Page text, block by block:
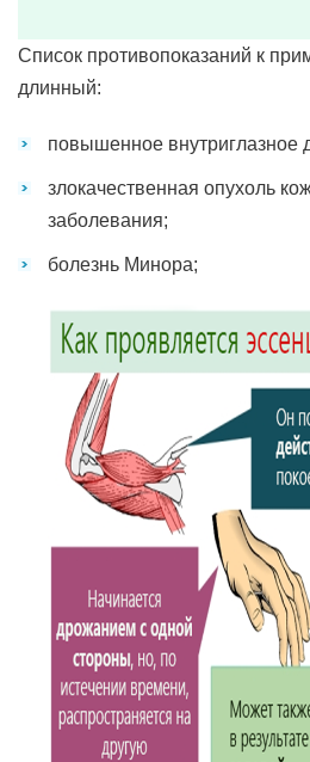
Список противопоказаний к
длинный:
повышенное внутриглазное
злокачественная опухоль
заболевания;
болезнь Минора;